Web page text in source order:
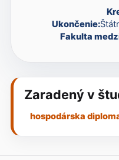
Ukončenie:
Fakulta
Zaradený v
hospodárska